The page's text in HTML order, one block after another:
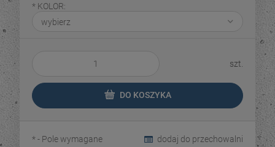
* KOLOR:
szt.
DO KOSZYKA
dodaj do przechowalni
*- Pole wymagane